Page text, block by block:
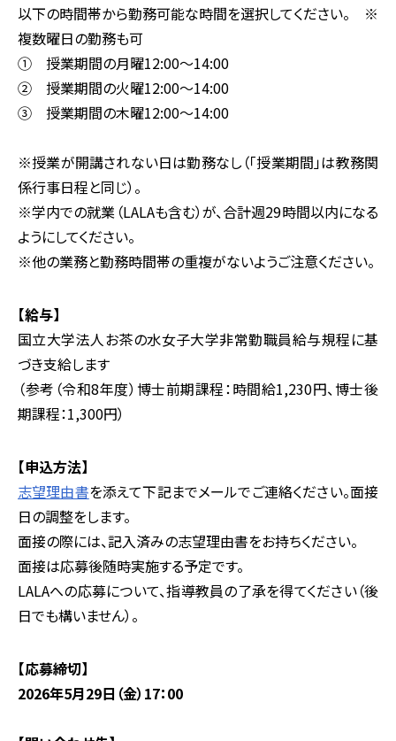
以下の時間帯から勤務可能な時間を選択してください。 ※
複数曜日の勤務も可
① 授業期間の月曜12:00～14:00
② 授業期間の火曜12:00～14:00
③ 授業期間の木曜12:00～14:00
※授業が開講されない日は勤務なし（「授業期間」は教務関
係行事日程と同じ）。
※学内での就業（LALAも含む）が、合計週29時間以内になる
ようにしてください。
※他の業務と勤務時間帯の重複がないようご注意ください。
【給与】
国立大学法人お茶の水女子大学非常勤職員給与規程に基
づき支給します
（参考（令和8年度）博士前期課程：時間給1,230円、博士後
期課程：1,300円）
【申込方法】
志望理由書を添えて下記までメールでご連絡ください。面接
日の調整をします。
面接の際には、記入済みの志望理由書をお持ちください。
面接は応募後随時実施する予定です。
LALAへの応募について、指導教員の了承を得てください（後
日でも構いません）。
【応募締切】
2026年5月29日（金）17：00